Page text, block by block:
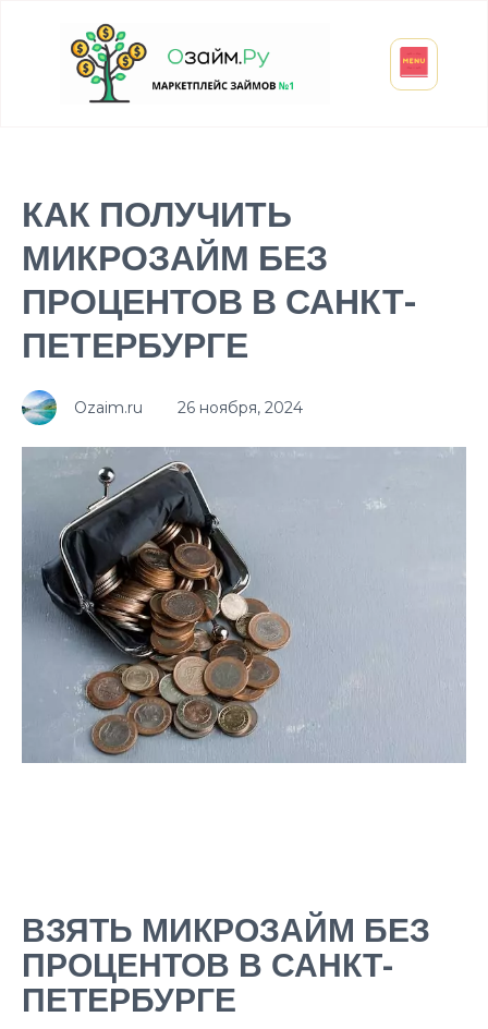
КАК ПОЛУЧИТЬ
МИКРОЗАЙМ БЕЗ
ПРОЦЕНТОВ В САНКТ-
ПЕТЕРБУРГЕ
Ozaim.ru 26 ноября, 2024
ВЗЯТЬ МИКРОЗАЙМ БЕЗ
ПРОЦЕНТОВ В САНКТ-
ПЕТЕРБУРГЕ